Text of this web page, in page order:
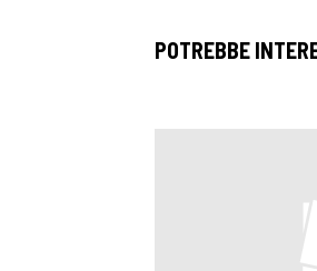
POTREBBE